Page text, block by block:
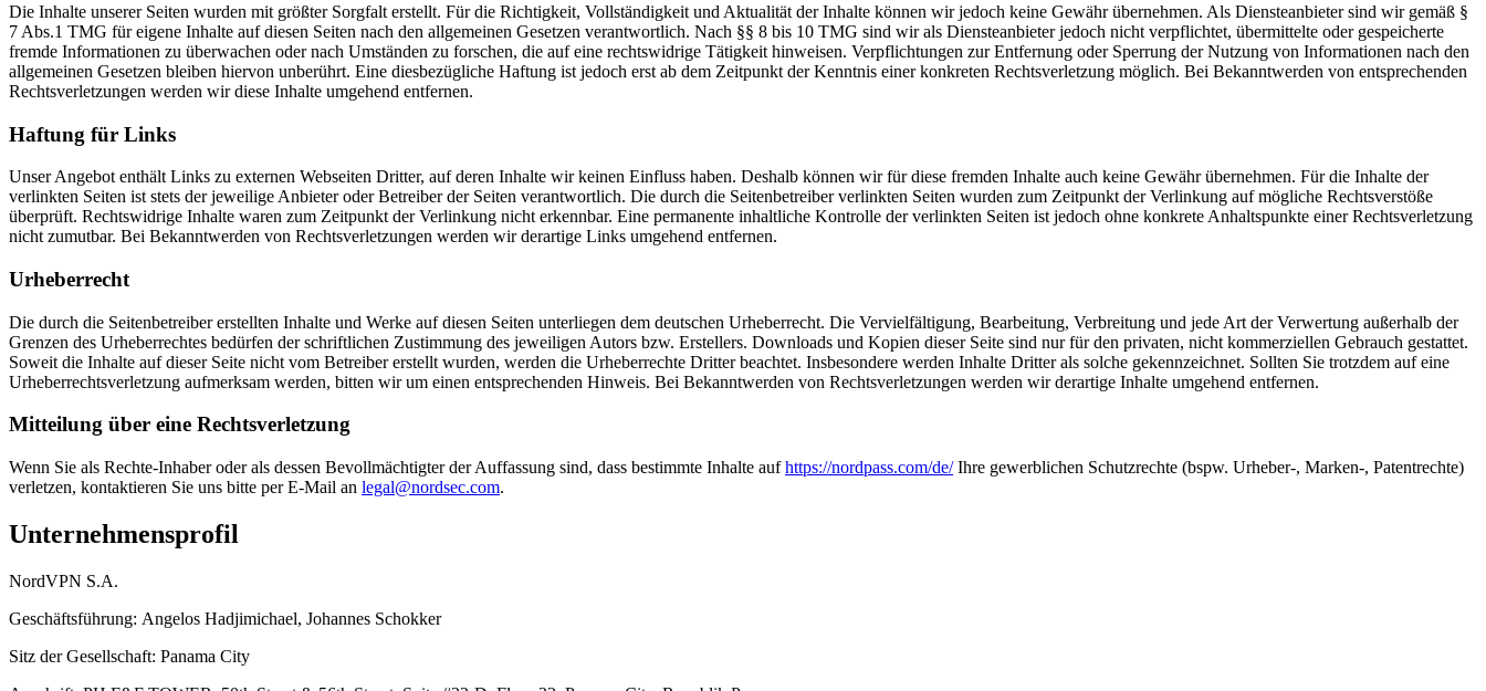
Die Inhalte unserer Seiten wurden mit größter Sorgfalt erstellt. Für die Richtigkeit, Vollständigkeit und Aktualität der Inhalte können wir jedoch keine Gewähr übernehmen. Als Diensteanbieter sind wir gemäß §
7 Abs.1 TMG für eigene Inhalte auf diesen Seiten nach den allgemeinen Gesetzen verantwortlich. Nach §§ 8 bis 10 TMG sind wir als Diensteanbieter jedoch nicht verpflichtet, übermittelte oder gespeicherte
fremde Informationen zu überwachen oder nach Umständen zu forschen, die auf eine rechtswidrige Tätigkeit hinweisen. Verpflichtungen zur Entfernung oder Sperrung der Nutzung von Informationen nach den
allgemeinen Gesetzen bleiben hiervon unberührt. Eine diesbezügliche Haftung ist jedoch erst ab dem Zeitpunkt der Kenntnis einer konkreten Rechtsverletzung möglich. Bei Bekanntwerden von entsprechenden
Rechtsverletzungen werden wir diese Inhalte umgehend entfernen.
Haftung für Links
Unser Angebot enthält Links zu externen Webseiten Dritter, auf deren Inhalte wir keinen Einfluss haben. Deshalb können wir für diese fremden Inhalte auch keine Gewähr übernehmen. Für die Inhalte der
verlinkten Seiten ist stets der jeweilige Anbieter oder Betreiber der Seiten verantwortlich. Die durch die Seitenbetreiber verlinkten Seiten wurden zum Zeitpunkt der Verlinkung auf mögliche Rechtsverstöße
überprüft. Rechtswidrige Inhalte waren zum Zeitpunkt der Verlinkung nicht erkennbar. Eine permanente inhaltliche Kontrolle der verlinkten Seiten ist jedoch ohne konkrete Anhaltspunkte einer Rechtsverletzung
nicht zumutbar. Bei Bekanntwerden von Rechtsverletzungen werden wir derartige Links umgehend entfernen.
Urheberrecht
Die durch die Seitenbetreiber erstellten Inhalte und Werke auf diesen Seiten unterliegen dem deutschen Urheberrecht. Die Vervielfältigung, Bearbeitung, Verbreitung und jede Art der Verwertung außerhalb der
Grenzen des Urheberrechtes bedürfen der schriftlichen Zustimmung des jeweiligen Autors bzw. Erstellers. Downloads und Kopien dieser Seite sind nur für den privaten, nicht kommerziellen Gebrauch gestattet.
Soweit die Inhalte auf dieser Seite nicht vom Betreiber erstellt wurden, werden die Urheberrechte Dritter beachtet. Insbesondere werden Inhalte Dritter als solche gekennzeichnet. Sollten Sie trotzdem auf eine
Urheberrechtsverletzung aufmerksam werden, bitten wir um einen entsprechenden Hinweis. Bei Bekanntwerden von Rechtsverletzungen werden wir derartige Inhalte umgehend entfernen.
Mitteilung über eine Rechtsverletzung
Wenn Sie als Rechte-Inhaber oder als dessen Bevollmächtigter der Auffassung sind, dass bestimmte Inhalte aufhttps://nordpass.com/de/Ihre gewerblichen Schutzrechte (bspw. Urheber-, Marken-, Patentrechte)
verletzen, kontaktieren Sie uns bitte per E-Mail an legal@nordsec.com.
Unternehmensprofil
NordVPN S.A.
Geschäftsführung: Angelos Hadjimichael, Johannes Schokker
Sitz der Gesellschaft: Panama City